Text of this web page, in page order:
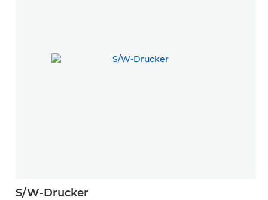
S/W-Drucker